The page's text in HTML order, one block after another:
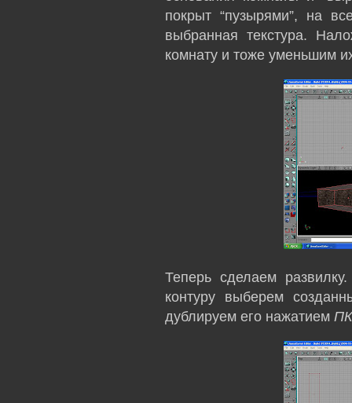
покрыт “пузырями”, на
выбранная текстура.
комнату и тоже уменьшим
Теперь сделаем
контуру выберем
дублируем его нажатием